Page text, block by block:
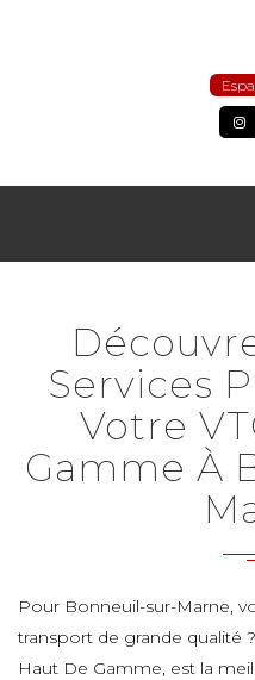
Services
Votre
Gamme À
Pour Bonneuil-sur-Marne,
transport de grande qualité
Haut De Gamme, est la